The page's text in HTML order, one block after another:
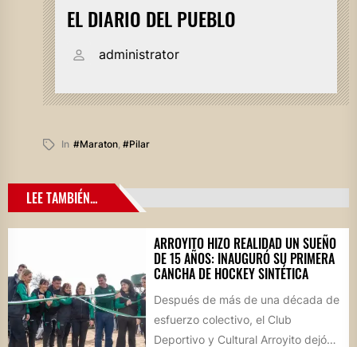
EL DIARIO DEL PUEBLO
administrator
In #maraton, #pilar
LEE TAMBIÉN...
ARROYITO HIZO REALIDAD UN SUEÑO
DE 15 AÑOS: INAUGURÓ SU PRIMERA
CANCHA DE HOCKEY SINTÉTICA
Después de más de una década de
esfuerzo colectivo, el Club
Deportivo y Cultural Arroyito dejó